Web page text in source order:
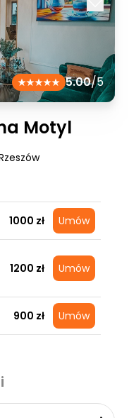
5.00/5
Motyl
1000 zł Umów
1200 zł Umów
900 zł Umów